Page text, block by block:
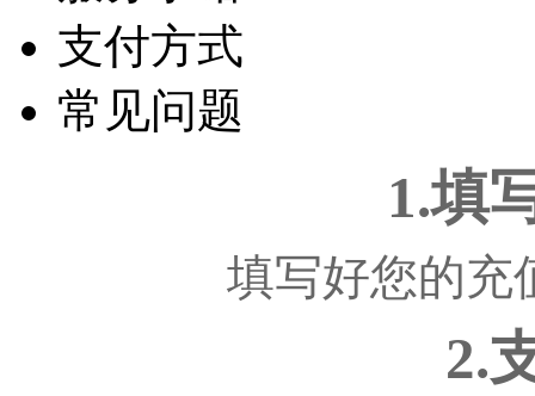
支付方式
常见问题
1.填
填写好您的充
2.